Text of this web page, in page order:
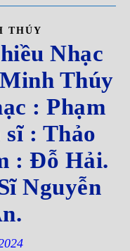
THÚY
Nhạc
Thúy
: Phạm
: Thảo
: Đỗ Hải.
Nguyễn